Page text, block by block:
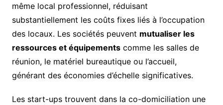
même local professionnel, réduisant
substantiellement les coûts fixes liés à l’occupation
des locaux. Les sociétés peuvent mutualiser les
ressources et équipementscomme les salles de
réunion, le matériel bureautique ou l’accueil,
générant des économies d’échelle significatives.
Les start-ups trouvent dans la co-domiciliation une